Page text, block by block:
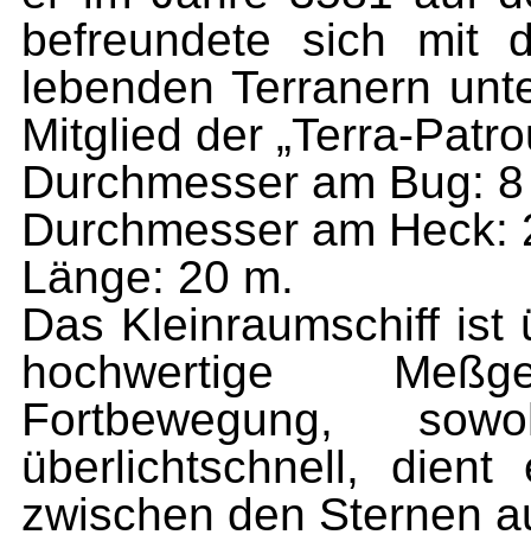
befreun­dete sich mit
lebenden Terranern
Mitglied der „Terra-
Durchmesser am Bug:
Durchmesser am Heck:
Länge: 20 m.
Das Kleinraumschiff ist
hochwertige
Fortbewegung,
überlichtschnell,
zwischen den Sternen